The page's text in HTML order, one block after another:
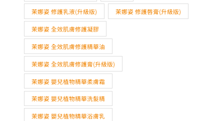
茉娜姿 修護乳液(升級版) 茉娜姿 修護唇膏(升級版)
茉娜姿 全效肌膚修護凝膠
茉娜姿 全效肌膚修護精華油
茉娜姿 全效肌膚修護膏(升級版)
茉娜姿 嬰兒植物精華柔膚霜
茉娜姿 嬰兒植物精華洗髮精
茉娜姿 嬰兒植物精華浴膚乳